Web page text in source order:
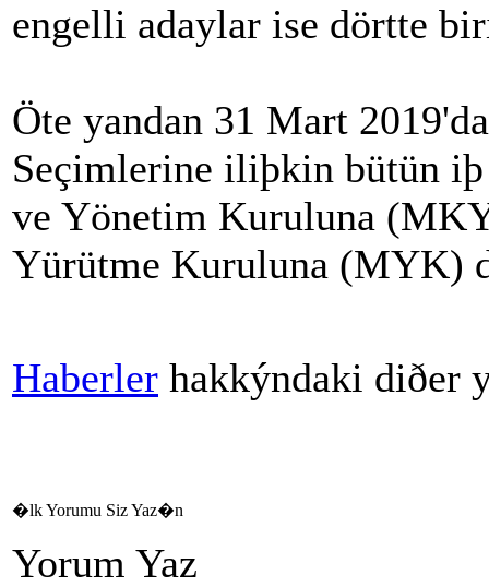
engelli adaylar ise dörtte
Öte yandan 31 Mart
Seçimlerine iliþkin bütün
ve Yönetim Kuruluna
Yürütme Kuruluna (MYK)
Haberler hakkýndaki diðer
�lk Yorumu Siz Yaz�n
Yorum Yaz